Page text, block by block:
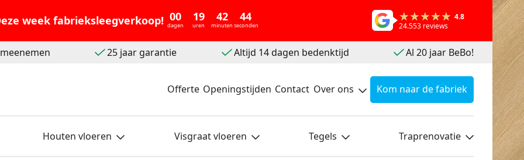
week fabrieksleegverkoop! 00
dagen
19
uren
42
minuten
41
seconden
4.8
24.553 reviews
25 jaar garantie Altijd 14 dagen bedenktijd Al 20 jaar BeBo!
Offerte Openingstijden Contact Over ons Kom naar de fabriek
Houten vloeren Visgraat vloeren Tegels Traprenovatie